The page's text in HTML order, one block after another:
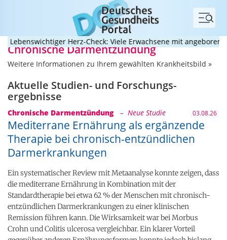
Menü
Herz-Check: Viele Erwachsene mit angeborenem
Chronische Darmentzündung
Weitere Informationen zu Ihrem gewählten Krankheitsbild »
Aktuelle Studien- und Forschungs­
ergebnisse
Chronische Darmentzündung – Neue Studie 03.08.26
Mediterrane Ernährung als ergänzende
Therapie bei chronisch-entzündlichen
Darmerkrankungen
Ein systematischer Review mit Metaanalyse konnte zeigen, dass
die mediterrane Ernährung in Kombination mit der
Standardtherapie bei etwa 62 % der Menschen mit chronisch-
entzündlichen Darmerkrankungen zu einer klinischen
Remission führen kann. Die Wirksamkeit war bei Morbus
Crohn und Colitis ulcerosa vergleichbar. Ein klarer Vorteil